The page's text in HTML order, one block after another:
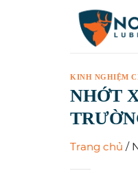
KINH NGHIỆM
NHỚT
Trang chủ /